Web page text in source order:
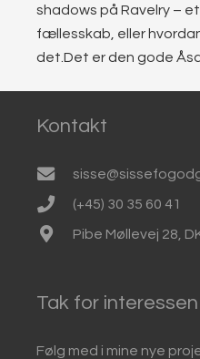
shadows på Ravelry –
fællesskab, eller
det.Det er den gode
Kontakt
(+45) 30 35 60 41
Pibe Møllevej 28,
Tak for interessen
Følg med i mine nye